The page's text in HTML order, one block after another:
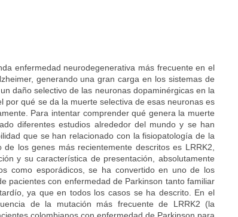
enfermedad neurodegenerativa más frecuente en el
generando una gran carga en los sistemas de
daño selectivo de las neuronas dopaminérgicas en la
por qué se da la muerte selectiva de esas neuronas es
Para intentar comprender qué genera la muerte
diferentes estudios alrededor del mundo y se han
que se han relacionado con la fisiopatología de la
los genes más recientemente descritos es LRRK2,
y su característica de presentación, absolutamente
como esporádicos, se ha convertido en uno de los
pacientes con enfermedad de Parkinson tanto familiar
ya que en todos los casos se ha descrito. En el
de la mutación más frecuente de LRRK2 (la